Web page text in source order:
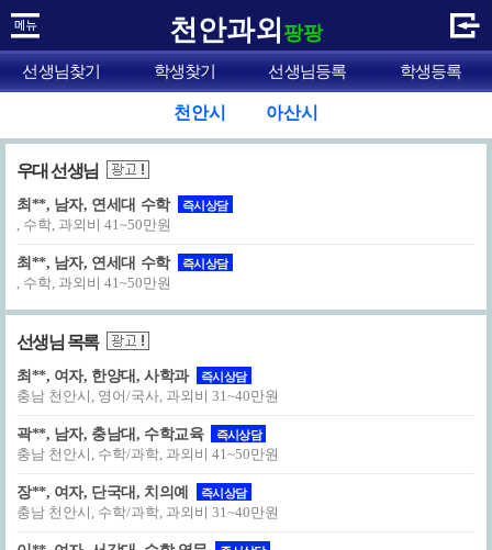
천안과외 팡팡
선생님찾기 학생찾기 선생님등록 학생등록
천안시 아산시
우대 선생님
최**, 남자, 연세대 수학 즉시상담
, 수학, 과외비 41~50만원
최**, 남자, 연세대 수학 즉시상담
, 수학, 과외비 41~50만원
선생님 목록
최**, 여자, 한양대, 사학과 즉시상담
충남 천안시, 영어/국사, 과외비 31~40만원
곽**, 남자, 충남대, 수학교육 즉시상담
충남 천안시, 수학/과학, 과외비 41~50만원
장**, 여자, 단국대, 치의예 즉시상담
충남 천안시, 수학/과학, 과외비 31~40만원